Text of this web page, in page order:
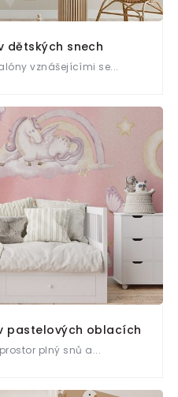
dětských snech
vznášejícími se...
pastelových oblacích
plný snů a...